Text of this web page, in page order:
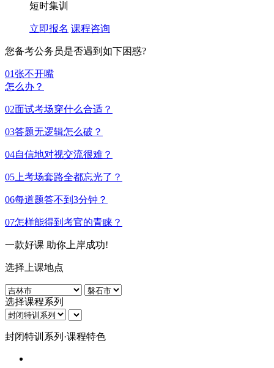
短时集训
立即报名 课程咨询
您备考公务员是否遇到如下困惑?
01张不开嘴
怎么办？
02面试考场穿什么合适？
03答题无逻辑怎么破？
04自信地对视交流很难？
05 上考场套路全都忘光了？
06每道题答不到3分钟？
07怎样能得到考官的青睐？
一款好课 助你上岸成功!
选择上课地点
选择课程系列
封闭特训系列·课程特色